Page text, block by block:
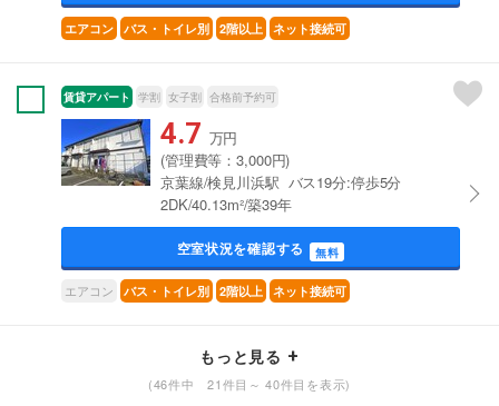
エアコン バス・トイレ別 2階以上 ネット接続可
賃貸アパート 学割 女子割 合格前予約可
4.7 万円
(管理費等：3,000円)
京葉線/検見川浜駅 バス19分:停歩5分
2DK/40.13m²/築39年
空室状況を確認する 無料
エアコン バス・トイレ別 2階以上 ネット接続可
もっと見る
(46件中 21件目～ 40件目を表示)